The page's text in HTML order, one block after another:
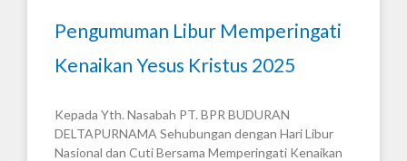
Pengumuman Libur Memperingati
Kenaikan Yesus Kristus 2025
Kepada Yth. Nasabah PT. BPR BUDURAN
DELTAPURNAMA Sehubungan dengan Hari Libur
Nasional dan Cuti Bersama Memperingati Kenaikan